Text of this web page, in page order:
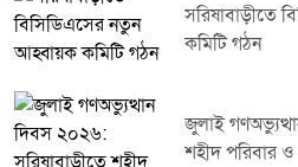
সরিষাবাড়ীতে
কমিটি গঠন
জুলাই
শহীদ পরিবার ও